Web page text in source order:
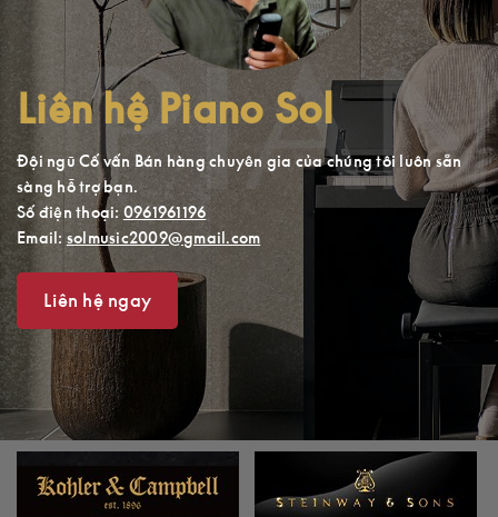
Liên hệ Piano Sol
Đội ngũ Cố vấn Bán hàng chuyên gia của chúng tôi luôn sẵn
sàng hỗ trợ bạn.
Số điện thoại: 0961961196
Email: solmusic2009@gmail.com
Liên hệ ngay